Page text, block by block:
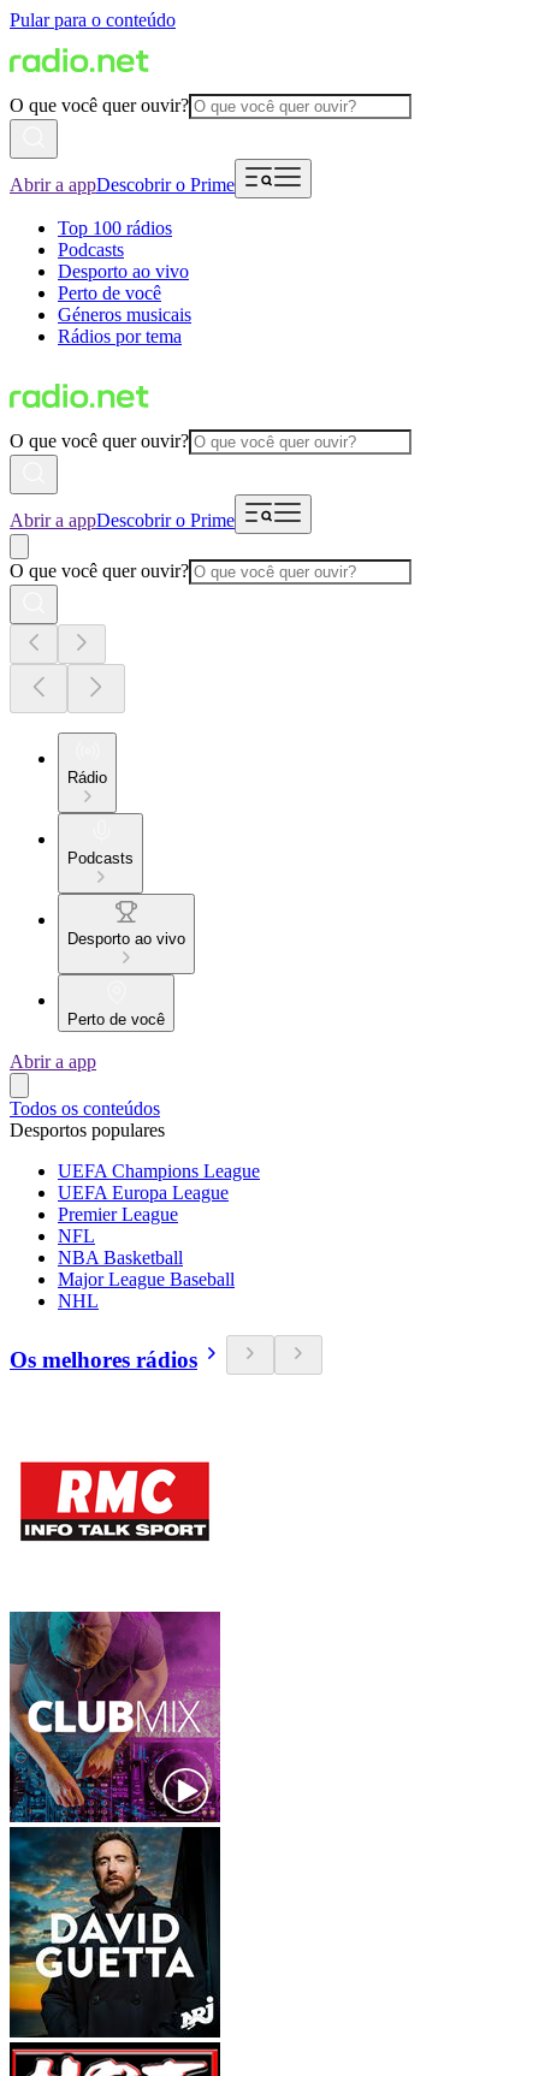
Pular para o conteúdo
O que você quer ouvir?
Abrir a appDescobrir o Prime
Top 100 rádios
Podcasts
Desporto ao vivo
Perto de você
Géneros musicais
Rádios por tema
O que você quer ouvir?
Abrir a appDescobrir o Prime
O que você quer ouvir?
Rádio
Podcasts
Desporto ao vivo
Perto de você
Abrir a app
Todos os conteúdos
Desportos populares
UEFA Champions League
UEFA Europa League
Premier League
NFL
NBA Basketball
Major League Baseball
NHL
Os melhores rádios